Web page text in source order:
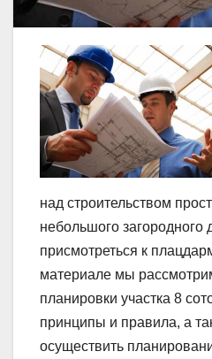
над строительством
небольшого загородного
присмотреться к
материале мы
планировки участка 8
принципы и правила, а
осуществить